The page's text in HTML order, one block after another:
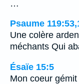
…
Psaume
Une colère
méchants Qui
Ésaïe 15:5
Mon coeur